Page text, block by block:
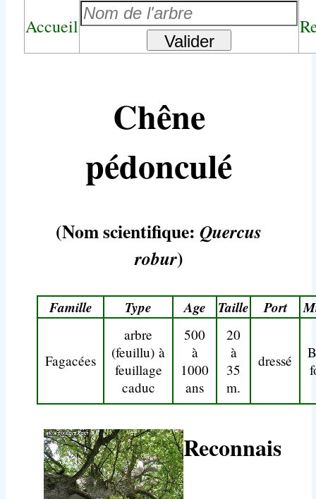
Accueil
Chêne
pédonculé
(Nom scientifique: Quercus
robur)
Famille Type Age Taille Port
Fagacées
arbre
(feuillu) à
feuillage
caduc
500
à
1000
ans
20
à
35
m.
dressé